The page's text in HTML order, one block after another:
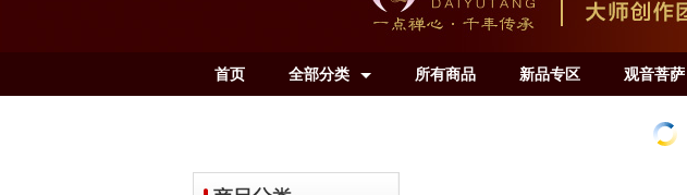
首页 全部分类 所有商品 新品专区 观音菩萨